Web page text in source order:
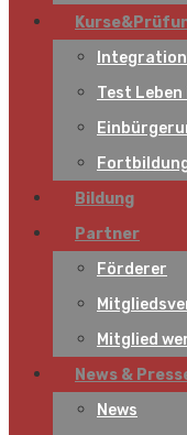
Test
Bildung
Partner
Förderer
Mitglied
News &
News